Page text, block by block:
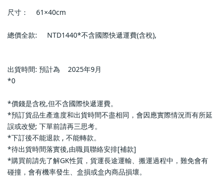
尺寸：    61×40cm
總價全款:     NTD1440*不含國際快遞運費(含稅),
出貨時間: 預計為    2025年9月
*0
*價錢是含稅,但不含國際快遞運費。
*預訂貨品生產進度和出貨時間不盡相同，會因應實際情況而有所延
誤或改變; 下單前請再三思考。
*下訂後不能退款 , 不能轉款。
*待出貨時間落實後,由職員聯絡安排[補款]
*購買前請先了解GK性質，貨運長途運輸、搬運過程中，難免會有
碰撞，會有機率發生、盒損或盒內商品損壞。